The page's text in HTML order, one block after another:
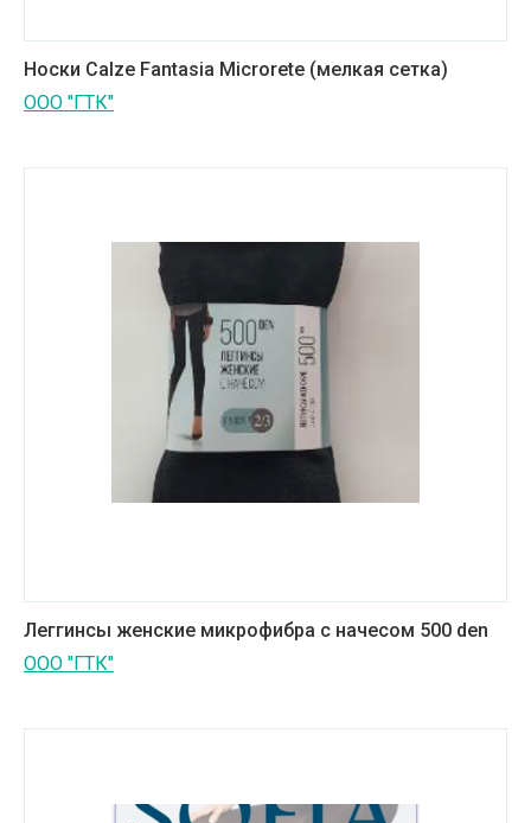
Носки Calze Fantasia Microrete (мелкая сетка)
ООО "ГТК"
Леггинсы женские микрофибра c начесом 500 den
ООО "ГТК"